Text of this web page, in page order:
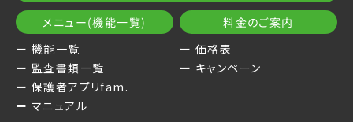
メニュー(機能一覧)
機能一覧
監査書類一覧
保護者アプリfam.
マニュアル
料金のご案内
価格表
キャンペーン